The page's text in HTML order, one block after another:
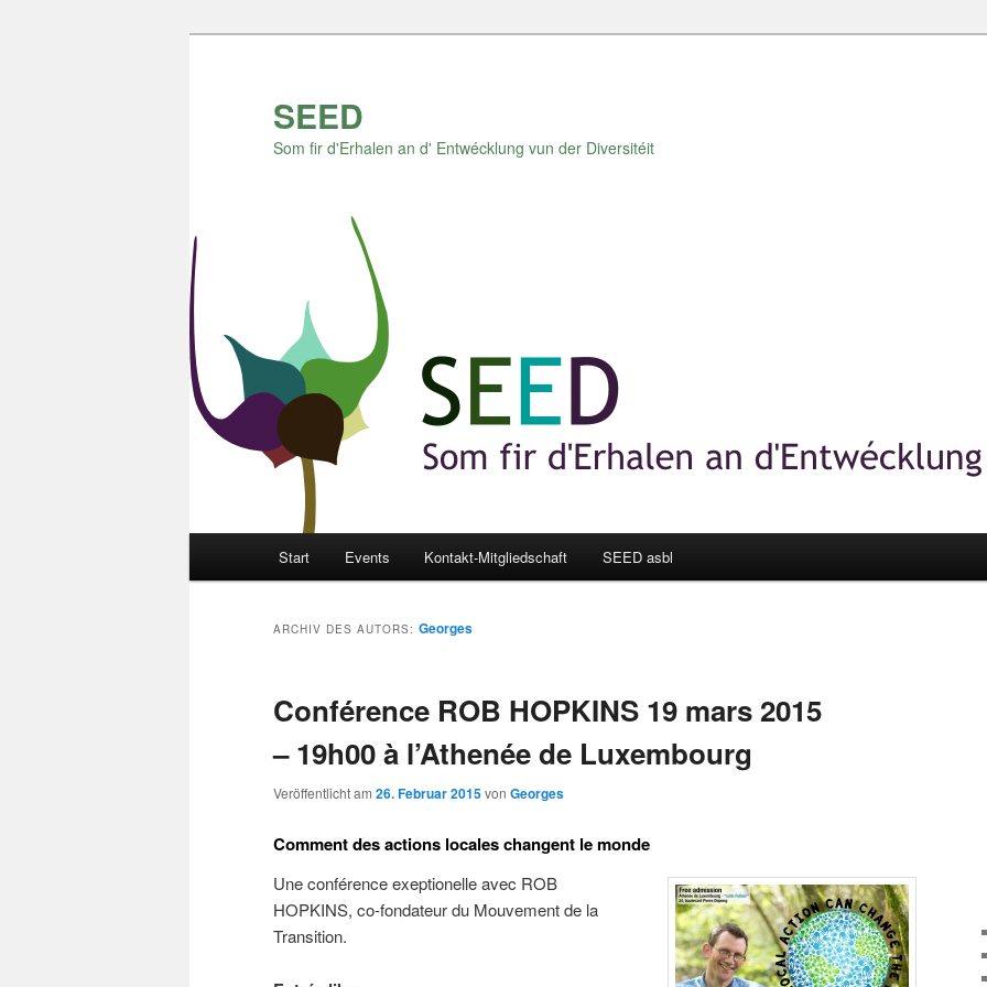
SEED
Som fir d'Erhalen an d' Entwécklung vun der Diversitéit
Start Events Kontakt-Mitgliedschaft SEED asbl
ARCHIV DES AUTORS: Georges
Conférence ROB HOPKINS 19 mars 2015
– 19h00 à l’Athenée de Luxembourg
Veröffentlicht am 26. Februar 2015von Georges
Comment des actions locales changent le monde
Une conférence exeptionelle avec ROB
HOPKINS, co-fondateur du Mouvement de la
Transition.